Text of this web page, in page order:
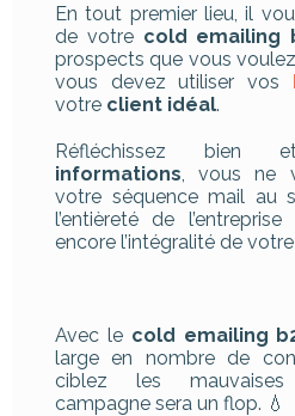
En tout premier lieu, il
de votre cold emailing
prospects que vous
vous devez utiliser vos
votre client idéal.
Réfléchissez
informations , vous ne
votre séquence mail au
l’entièreté de
encore l’intégralité de
Avec le cold emailing
large en nombre de
ciblez les
campagne sera un flop. 💧